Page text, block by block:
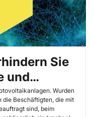
Sie
und
Wurden
die Beschäftigten, die mit
sind, beim